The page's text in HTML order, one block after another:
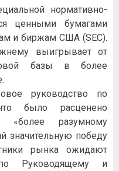
нормативно-
ценными бумагами
и биржам США (SEC).
выигрывает от
базы в более
руководство по
было расценено
разумному
значительную победу
рынка ожидают
Руководящему и